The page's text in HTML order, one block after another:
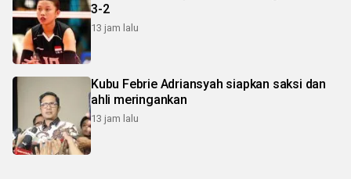
3-2
13 jam lalu
Kubu Febrie Adriansyah siapkan saksi dan
ahli meringankan
13 jam lalu